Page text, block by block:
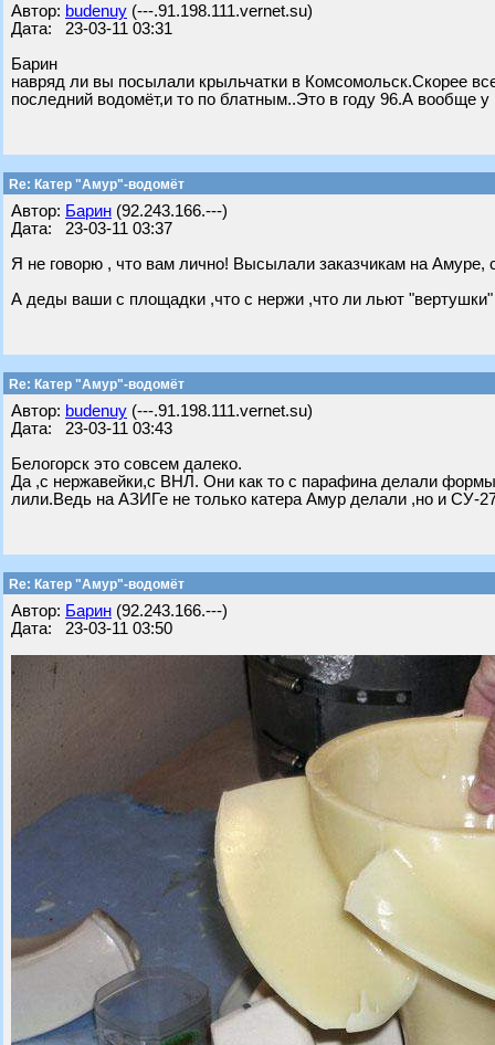
Автор: budenuy (---.91.198.111.vernet.su)
Дата: 23-03-11 03:31
Барин
навряд ли вы посылали крыльчатки в Комсомольск.Скорее
последний водомёт,и то по блатным..Это в году 96.А вообще
Re: Катер "Амур"-водомёт
Автор: Барин (92.243.166.---)
Дата: 23-03-11 03:37
Я не говорю , что вам лично! Высылали заказчикам на
А деды ваши с площадки ,что с нержи ,что ли льют "вертушки"
Re: Катер "Амур"-водомёт
Автор: budenuy (---.91.198.111.vernet.su)
Дата: 23-03-11 03:43
Белогорск это совсем далеко.
Да ,с нержавейки,с ВНЛ. Они как то с парафина делали
лили.Ведь на АЗИГе не только катера Амур делали ,но и СУ-
Re: Катер "Амур"-водомёт
Автор: Барин (92.243.166.---)
Дата: 23-03-11 03:50